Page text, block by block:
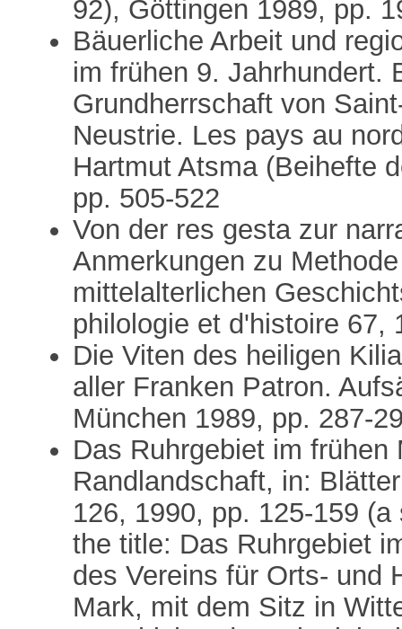
92), Göttingen 1989, pp.
Bäuerliche Arbeit und
im frühen 9. Jahrhundert.
Grundherrschaft von
Neustrie. Les pays au
Hartmut Atsma (Beihefte
pp. 505-522
Von der res gesta zur
Anmerkungen zu
mittelalterlichen
philologie et d'histoire 67,
Die Viten des heiligen
aller Franken Patron.
München 1989, pp. 287-
Das Ruhrgebiet im
Randlandschaft, in:
126, 1990, pp. 125-159
the title: Das Ruhrgebiet
des Vereins für Orts- und
Mark, mit dem Sitz in